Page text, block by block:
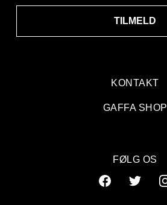
KONTAKT
GAFFA SHOP
TILMELD
FØLG OS